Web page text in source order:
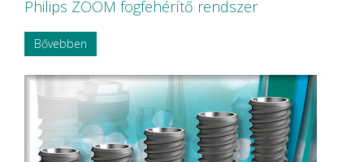
Philips ZOOM fogfehérítő rendszer
Bővebben